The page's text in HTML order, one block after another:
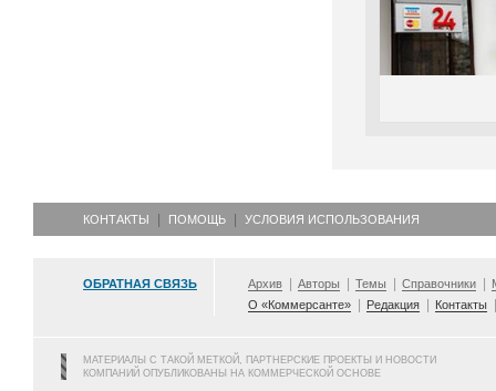
КОНТАКТЫ ПОМОЩЬ УСЛОВИЯ ИСПОЛЬЗОВАНИЯ
ОБРАТНАЯ СВЯЗЬ Архив Авторы Темы Справочники
О «Коммерсанте»
Редакция Контакты
МАТЕРИАЛЫ С ТАКОЙ МЕТКОЙ, ПАРТНЕРСКИЕ ПРОЕКТЫ И НОВОСТИ
КОМПАНИЙ ОПУБЛИКОВАНЫ НА КОММЕРЧЕСКОЙ ОСНОВЕ